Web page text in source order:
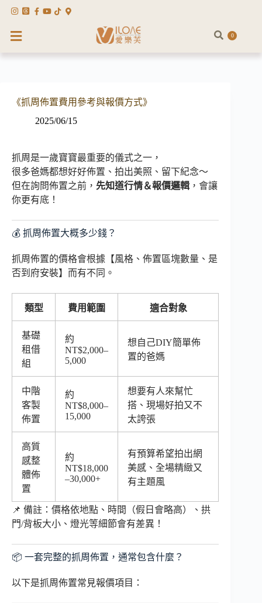
0
《抓周佈置費用參考與報價方式》
2025/06/15
抓周是一歲寶寶最重要的儀式之一，
很多爸媽都想好好佈置、拍出美照、留下紀念～
但在詢問佈置之前， 先知道行情＆報價邏輯 ，會讓
你更有底！
💰 抓周佈置大概多少錢？
抓周佈置的價格會根據【風格、佈置區塊數量、是
否到府安裝】而有不同。
類型 費用範圍 適合對象
基礎
租借
組
約
NT$2,000–
5,000
想自己DIY簡單佈
置的爸媽
中階
客製
佈置
約
NT$8,000–
15,000
想要有人來幫忙
搭、現場好拍又不
太誇張
高質
感整
體佈
置
約
NT$18,000
–30,000+
有預算希望拍出網
美感、全場精緻又
有主題風
📌 備註：價格依地點、時間（假日會略高）、拱
門/背板大小、燈光等細節會有差異！
📦 一套完整的抓周佈置，通常包含什麼？
以下是抓周佈置常見報價項目：